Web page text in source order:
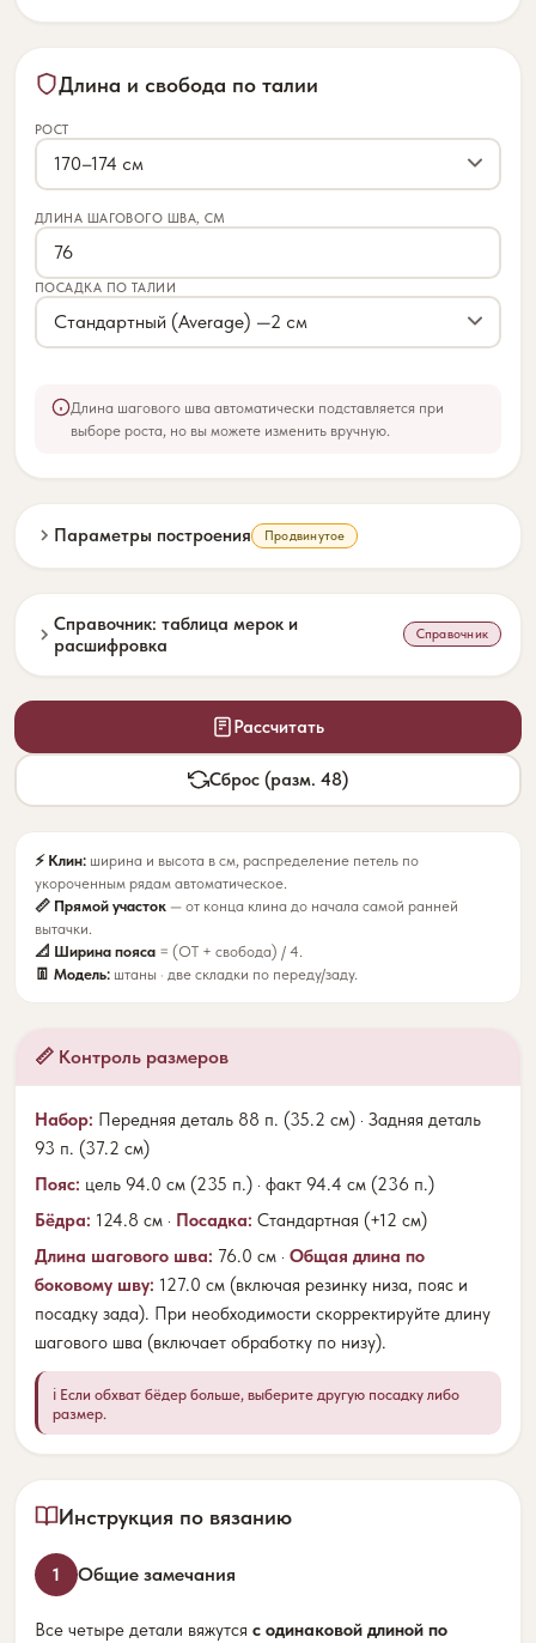
Длина и свобода по талии
РОСТ
ДЛИНА ШАГОВОГО ШВА, СМ
ПОСАДКА ПО ТАЛИИ
Длина шагового шва автоматически подставляется при
выборе роста, но вы можете изменить вручную.
Параметры построения Продвинутое
Справочник: таблица мерок и
расшифровка
Справочник
Рассчитать
Сброс (разм. 48)
⚡ Клин: ширина и высота в см, распределение петель по
укороченным рядам автоматическое.
📏 Прямой участок — от конца клина до начала самой ранней
вытачки.
📐 Ширина пояса = (ОТ + свобода) / 4.
👖 Модель: штаны · две складки по переду/заду.
📏 Контроль размеров
Набор: Передняя деталь 88 п. (35.2 см) · Задняя деталь
93 п. (37.2 см)
Пояс: цель 94.0 см (235 п.) · факт 94.4 см (236 п.)
Бёдра: 124.8 см · Посадка: Стандартная (+12 см)
Длина шагового шва: 76.0 см · Общая длина по
боковому шву: 127.0 см (включая резинку низа, пояс и
посадку зада). При необходимости скорректируйте длину
шагового шва (включает обработку по низу).
ℹ️ Если обхват бёдер больше, выберите другую посадку либо
размер.
Инструкция по вязанию
1 Общие замечания
Все четыре детали вяжутся с одинаковой длиной по